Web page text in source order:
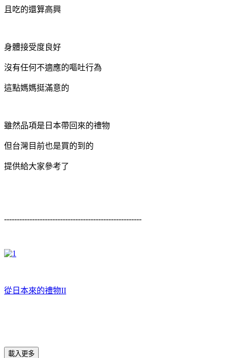
且吃的還算高興
身體接受度良好
沒有任何不適應的嘔吐行為
這點媽媽挺滿意的
雖然品項是日本帶回來的禮物
但台灣目前也是買的到的
提供給大家參考了
------------------------------------------------------
從日本來的禮物II
載入更多